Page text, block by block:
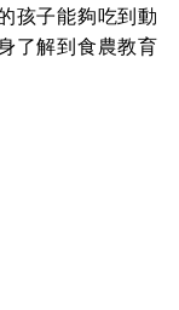
孩子能夠吃到動
了解到食農教育